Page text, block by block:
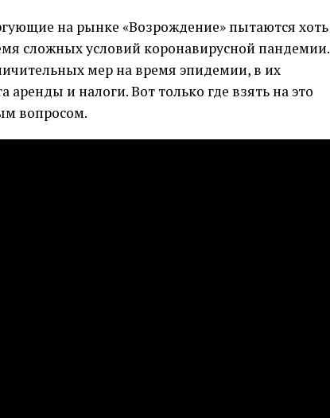
на рынке «Возрождение» пытаются хоть
сложных условий коронавирусной пандемии.
мер на время эпидемии, в их
и налоги. Вот только где взять на это
вопросом.